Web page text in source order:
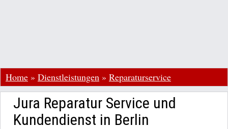
Home » Dienstleistungen » Reparaturservice
Jura Reparatur Service und
Kundendienst in Berlin